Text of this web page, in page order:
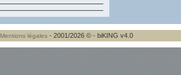
Mentions légales - 2001/2026 © - biKING v4.0